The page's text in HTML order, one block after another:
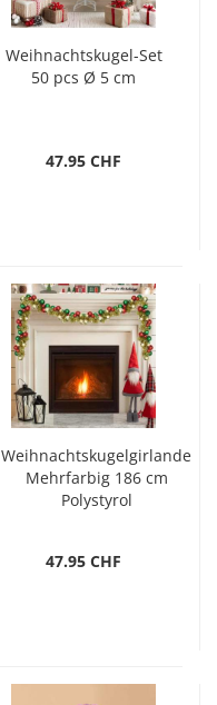
Weihnachtskugel-Set
50 pcs Ø 5 cm
47.95 CHF
Weihnachtskugelgirlande
Mehrfarbig 186 cm
Polystyrol
47.95 CHF